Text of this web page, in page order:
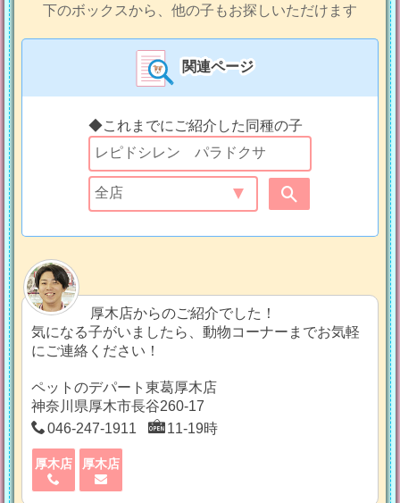
下のボックスから、他の子もお探しいただけます
関連ページ
◆これまでにご紹介した同種の子
厚木店からのご紹介でした！
気になる子がいましたら、動物コーナーまでお気軽
にご連絡ください！
ペットのデパート東葛厚木店
神奈川県厚木市長谷260-17
046-247-1911
11-19時
厚木店 厚木店